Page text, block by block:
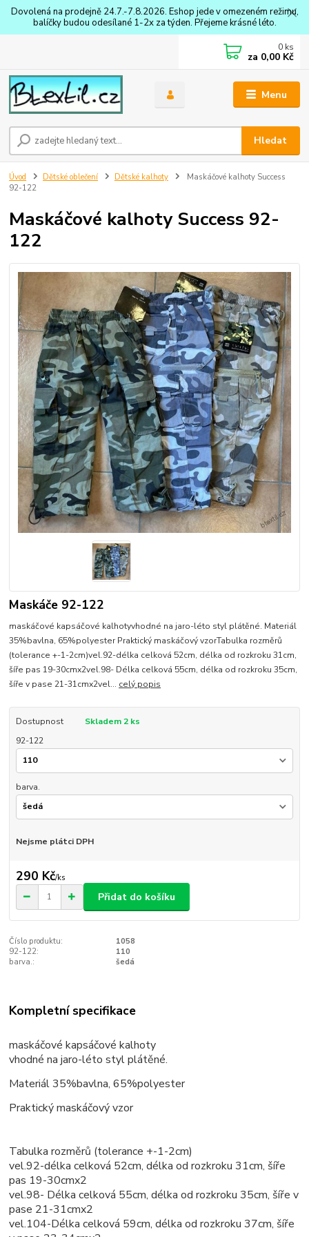
Dovolená na prodejně 24.7.-7.8.2026. Eshop jede v omezeném režimu,
balíčky budou odesílané 1-2x za týden. Přejeme krásné léto.
Menu
Hledat
0 ks
za 0,00 Kč
Úvod Dětské oblečení Dětské kalhoty
Maskáčové kalhoty Success
92-122
Maskáčové kalhoty Success 92-
122
Maskáče 92-122
maskáčové kapsáčové kalhotyvhodné na jaro-léto styl plátěné. Materiál
35%bavlna, 65%polyester Praktický maskáčový vzorTabulka rozměrů
(tolerance +-1-2cm)vel.92-délka celková 52cm, délka od rozkroku 31cm,
šíře pas 19-30cmx2vel.98- Délka celková 55cm, délka od rozkroku 35cm,
šíře v pase 21-31cmx2vel... celý popis
Dostupnost
Skladem 2 ks
92-122
barva.
Nejsme plátci DPH
290 Kč/ks
Přidat do košíku
Číslo produktu:
1058
92-122:
110
barva.:
šedá
Kompletní specifikace
maskáčové kapsáčové kalhoty
vhodné na jaro-léto styl plátěné.
Materiál 35%bavlna, 65%polyester
Praktický maskáčový vzor
Tabulka rozměrů (tolerance +-1-2cm)
vel.92-délka celková 52cm, délka od rozkroku 31cm, šíře
pas 19-30cmx2
vel.98- Délka celková 55cm, délka od rozkroku 35cm, šíře v
pase 21-31cmx2
vel.104-Délka celková 59cm, délka od rozkroku 37cm, šíře